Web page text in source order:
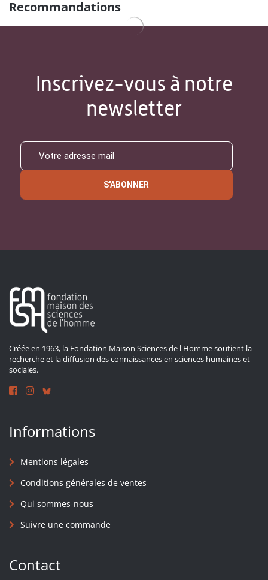
Recommandations
Inscrivez-vous à notre
newsletter
S'ABONNER
Créée en 1963, la Fondation Maison Sciences de l'Homme soutient la
recherche et la diffusion des connaissances en sciences humaines et
sociales.
Informations
Mentions légales
Conditions générales de ventes
Qui sommes-nous
Suivre une commande
Contact